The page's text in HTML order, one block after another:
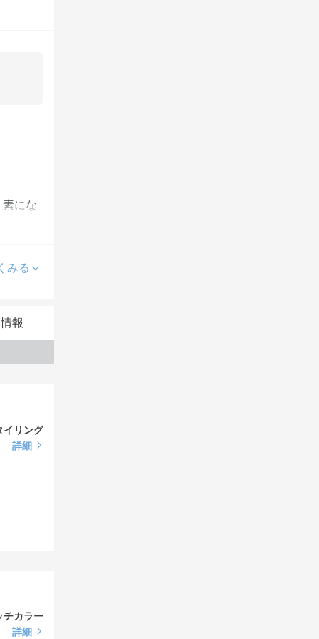
にな
みる
報
イリング
詳細
チカラー
詳細